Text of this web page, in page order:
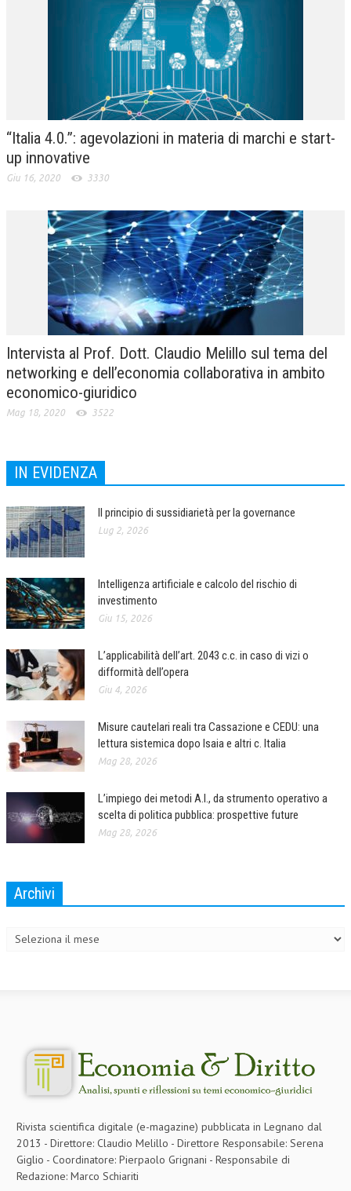
“Italia 4.0.”: agevolazioni in materia di marchi e start-
up innovative
Giu 16, 2020 3330
Intervista al Prof. Dott. Claudio Melillo sul tema del
networking e dell’economia collaborativa in ambito
economico-giuridico
Mag 18, 2020 3522
IN EVIDENZA
Il principio di sussidiarietà per la governance
Lug 2, 2026
Intelligenza artificiale e calcolo del rischio di
investimento
Giu 15, 2026
L’applicabilità dell’art. 2043 c.c. in caso di vizi o
difformità dell’opera
Giu 4, 2026
Misure cautelari reali tra Cassazione e CEDU: una
lettura sistemica dopo Isaia e altri c. Italia
Mag 28, 2026
L’impiego dei metodi A.I., da strumento operativo a
scelta di politica pubblica: prospettive future
Mag 28, 2026
Archivi
Rivista scientifica digitale (e-magazine) pubblicata in Legnano dal
2013 - Direttore: Claudio Melillo - Direttore Responsabile: Serena
Giglio - Coordinatore: Pierpaolo Grignani - Responsabile di
Redazione: Marco Schiariti